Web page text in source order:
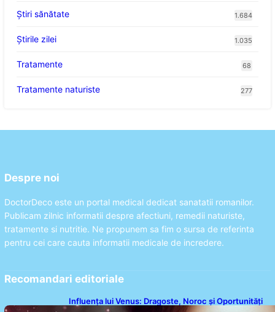
Ştiri sănătate 1.684
Știrile zilei 1.035
Tratamente 68
Tratamente naturiste 277
Despre noi
DoctorDeco este un portal medical dedicat sanatatii romanilor.
Publicam zilnic informatii despre afectiuni, remedii naturiste,
tratamente si nutritie. Ne propunem sa fim o sursa de referinta
pentru cei care cauta informatii medicale de incredere.
Recomandari editoriale
Influența lui Venus: Dragoste, Noroc și Oportunități